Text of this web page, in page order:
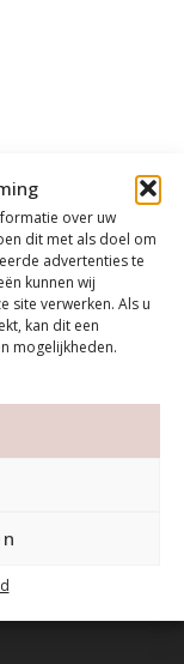
over uw
dit met als doel om
advertenties te
kunnen wij
site verwerken. Als u
kan dit een
mogelijkheden.